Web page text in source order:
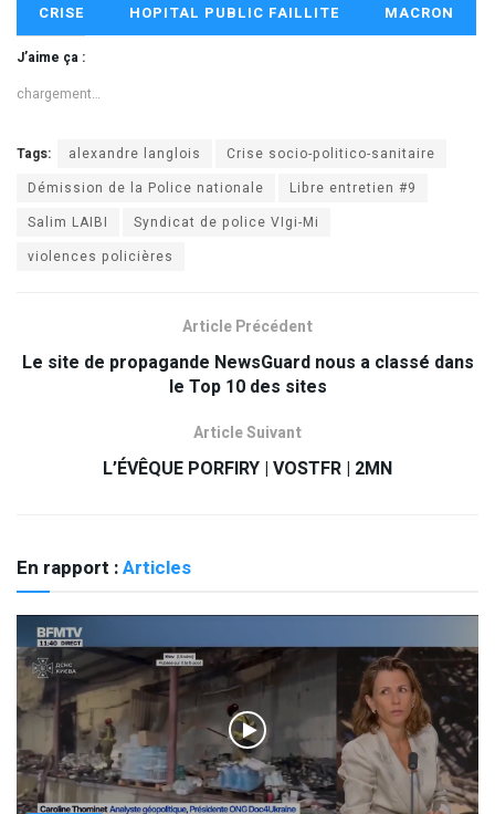
CRISE HOPITAL PUBLIC FAILLITE MACRON
J’aime ça :
chargement…
Tags: alexandre langlois
Crise socio-politico-sanitaire
Démission de la Police nationale
Libre entretien #9
Salim LAIBI
Syndicat de police VIgi-Mi
violences policières
Article Précédent
Le site de propagande NewsGuard nous a classé dans
le Top 10 des sites
Article Suivant
L’ÉVÊQUE PORFIRY | VOSTFR | 2MN
En rapport :Articles